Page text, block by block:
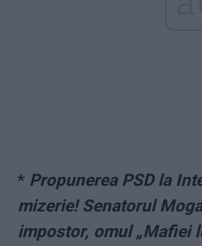
* Propunerea PSD la
mizerie! Senatorul
impostor, omul „Mafiei